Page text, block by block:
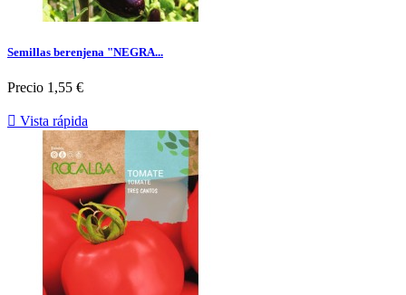
Semillas berenjena "NEGRA...
Precio 1,55 €
 Vista rápida